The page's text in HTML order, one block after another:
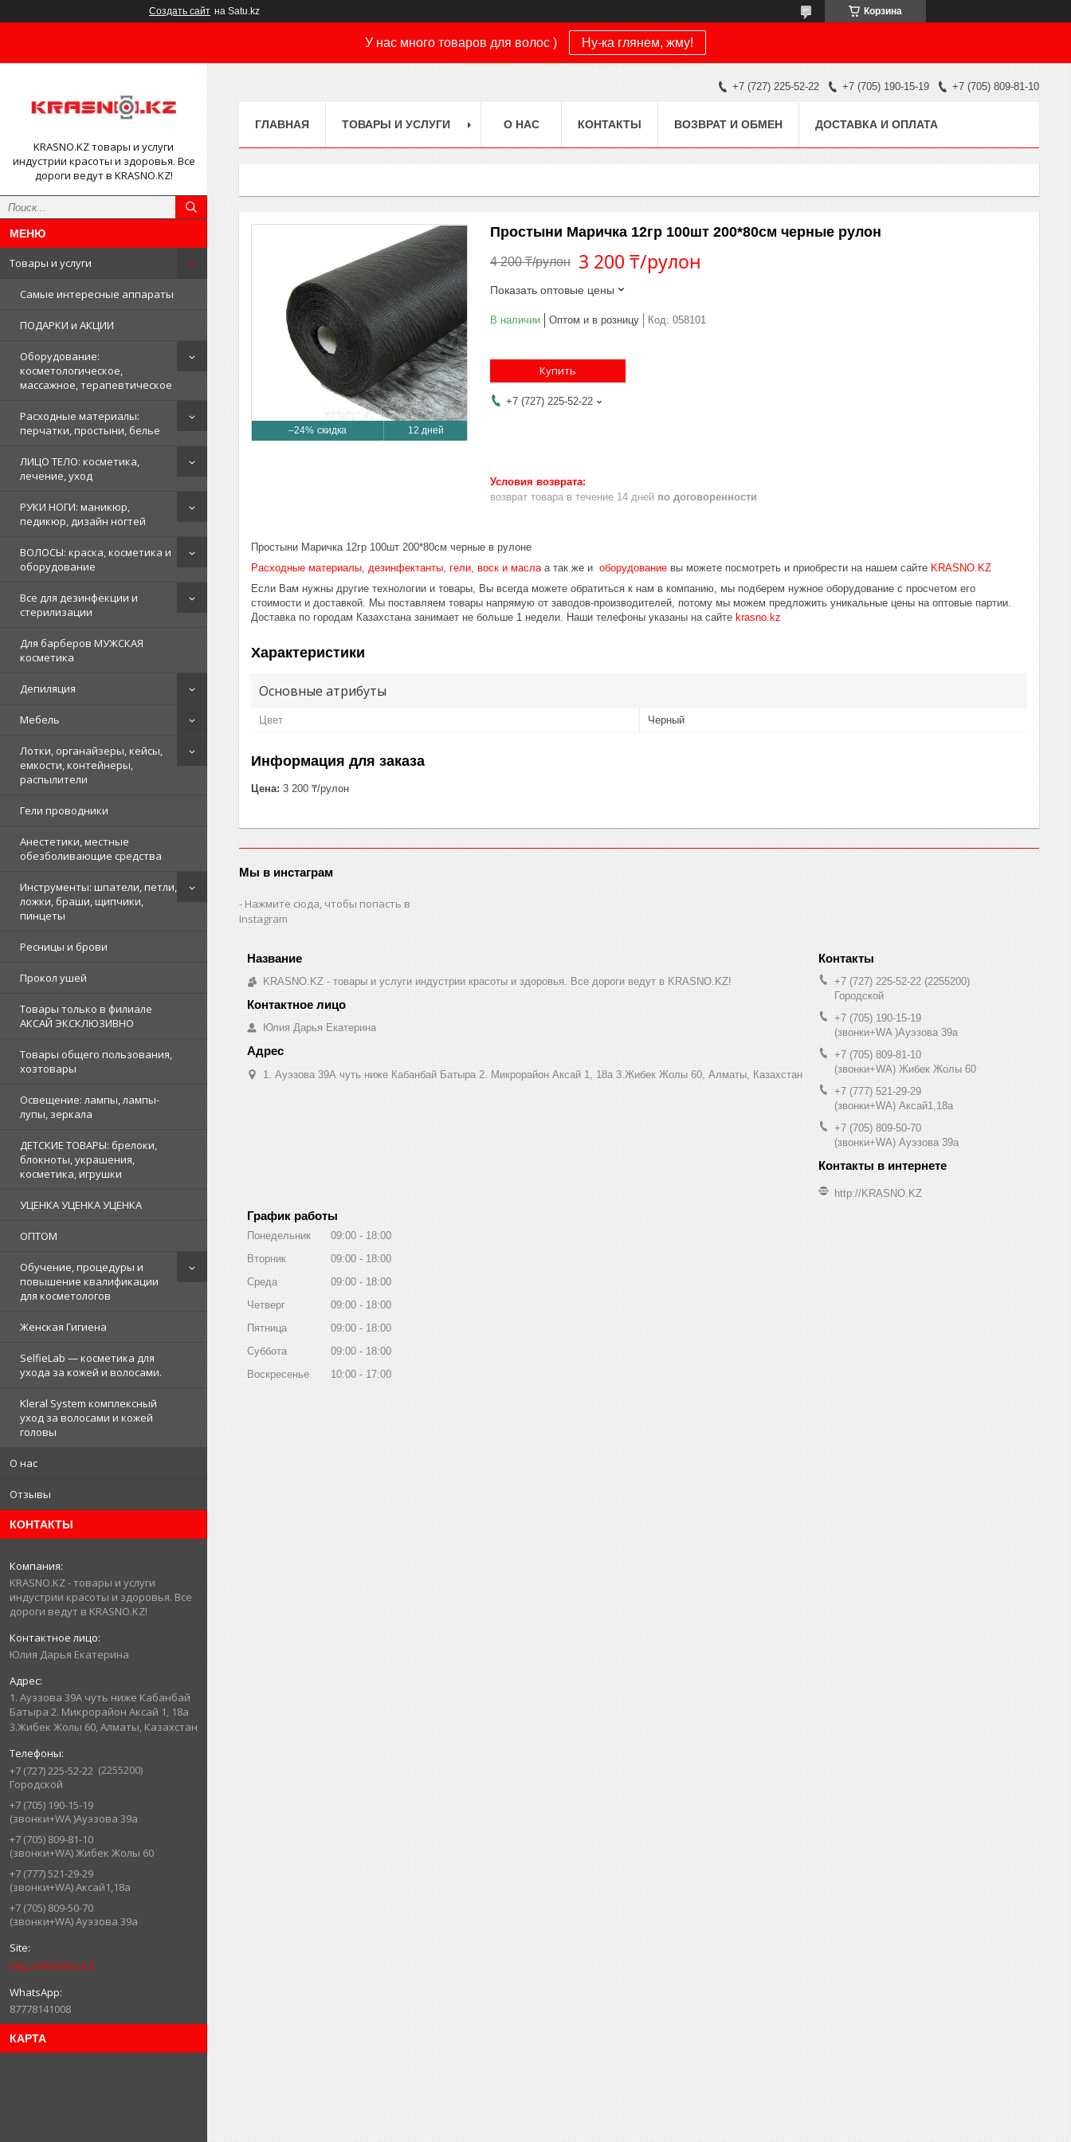
Создать сайт на Satu.kz Корзина
У нас много товаров для волос ) Ну-ка глянем, жму!
KRASNO.KZ товары и услуги
индустрии красоты и здоровья. Все
дороги ведут в KRASNO.KZ!
Товары и услуги
Самые интересные аппараты
ПОДАРКИ и АКЦИИ
Оборудование:
косметологическое,
массажное, терапевтическое
Расходные материалы:
перчатки, простыни, белье
ЛИЦО ТЕЛО: косметика,
лечение, уход
РУКИ НОГИ: маникюр,
педикюр, дизайн ногтей
ВОЛОСЫ: краска, косметика и
оборудование
Все для дезинфекции и
стерилизации
Для барберов МУЖСКАЯ
косметика
Депиляция
Мебель
Лотки, органайзеры, кейсы,
емкости, контейнеры,
распылители
Гели проводники
Анестетики, местные
обезболивающие средства
Инструменты: шпатели, петли,
ложки, браши, щипчики,
пинцеты
Ресницы и брови
Прокол ушей
Товары только в филиале
АКСАЙ ЭКСКЛЮЗИВНО
Товары общего пользования,
хозтовары
Освещение: лампы, лампы-
лупы, зеркала
ДЕТСКИЕ ТОВАРЫ: брелоки,
блокноты, украшения,
косметика, игрушки
УЦЕНКА УЦЕНКА УЦЕНКА
ОПТОМ
Обучение, процедуры и
повышение квалификации
для косметологов
Женская Гигиена
SelfieLab — косметика для
ухода за кожей и волосами.
Kleral System комплексный
уход за волосами и кожей
головы
О нас
Отзывы
КОНТАКТЫ
KRASNO.KZ - товары и услуги
индустрии красоты и здоровья. Все
дороги ведут в KRASNO.KZ!
Юлия Дарья Екатерина
1. Ауэзова 39А чуть ниже Кабанбай
Батыра ㅤㅤㅤㅤㅤㅤㅤㅤㅤㅤㅤㅤㅤㅤ2. ​Микрорайон Аксай 1, 18а
3.Жибек Жолы 60, Алматы, Казахстан
+7 (727) 225-52-22 2255200
Городской
+7 (705) 190-15-19
(звонки+WA )Ауэзова 39а
+7 (705) 809-81-10
(звонки+WA) Жибек Жолы 60
+7 (777) 521-29-29
(звонки+WA) Аксай1,18а
+7 (705) 809-50-70
(звонки+WA) Ауэзова 39а
http://KRASNO.KZ
87778141008
КАРТА
+7 (727) 225-52-22 +7 (705) 190-15-19 +7 (705) 809-81-10
ГЛАВНАЯ ТОВАРЫ И УСЛУГИ О НАС КОНТАКТЫ ВОЗВРАТ И ОБМЕН ДОСТАВКА И ОПЛАТА
–24% 12 дней
Простыни Маричка 12гр 100шт 200*80см черные рулон
4 200 ₸/рулон 3 200 ₸/рулон
Показать оптовые цены
В наличии Оптом и в розницу Код: 058101
Купить
+7 (727) 225-52-22
возврат товара в течение 14 дней по договоренности
Простыни Маричка 12гр 100шт 200*80см черные в рулоне
Расходные материалы дезинфектанты, гели, воск и масла а так же и оборудование вы можете посмотреть и приобрести на нашем сайте KRASNO.KZ
Если Вам нужны другие технологии и товары, Вы всегда можете обратиться к нам в компанию, мы подберем нужное оборудование с просчетом его
стоимости и доставкой. Мы поставляем товары напрямую от заводов-производителей, потому мы можем предложить уникальные цены на оптовые партии.
Доставка по городам Казахстана занимает не больше 1 недели. Наши телефоны указаны на сайте krasno.kz
Характеристики
Основные атрибуты
Цвет Черный
Информация для заказа
Цена: 3 200 ₸/рулон
Мы в инстаграм
Нажмите сюда, чтобы попасть в
Instagram
KRASNO.KZ - товары и услуги индустрии красоты и здоровья. Все дороги ведут в KRASNO.KZ!
Юлия Дарья Екатерина
1. Ауэзова 39А чуть ниже Кабанбай Батыра ㅤㅤㅤㅤㅤㅤㅤㅤㅤㅤㅤㅤㅤㅤ2. ​Микрорайон Аксай 1, 18а 3.Жибек Жолы 60, Алматы, Казахстан
+7 (727) 225-52-22 2255200
Городской
+7 (705) 190-15-19
(звонки+WA )Ауэзова 39а
+7 (705) 809-81-10
(звонки+WA) Жибек Жолы 60
+7 (777) 521-29-29
(звонки+WA) Аксай1,18а
+7 (705) 809-50-70
(звонки+WA) Ауэзова 39а
http://KRASNO.KZ
График работы
Понедельник 09:00
18:00
Вторник
09:00
18:00
Среда
09:00
18:00
Четверг
09:00
18:00
Пятница
09:00
18:00
Суббота
09:00
18:00
Воскресенье
10:00 17:00